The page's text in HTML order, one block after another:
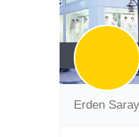
Erden